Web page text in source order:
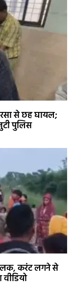
से छह घायल;
पुलिस
करंट लगने से